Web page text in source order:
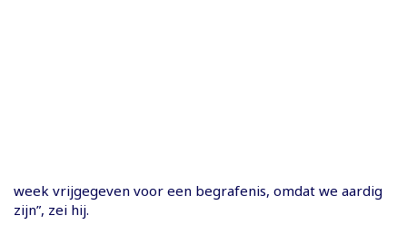
week vrijgegeven voor een begrafenis, omdat we aardig
zijn”, zei hij.